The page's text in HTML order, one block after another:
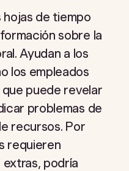
hojas de tiempo
sobre la
Ayudan a los
los empleados
puede revelar
problemas de
recursos. Por
requieren
podría